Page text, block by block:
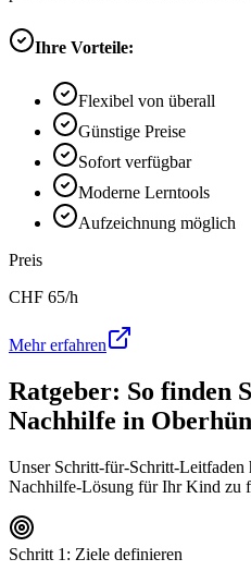
Ihre Vorteile:
Flexibel von überall
Günstige Preise
Sofort verfügbar
Moderne Lerntools
Aufzeichnung möglich
Preis
CHF 65/h
Mehr erfahren
Ratgeber: So finden
Nachhilfe in
Unser Schritt-für-Schritt-Leitfaden
Nachhilfe-Lösung für Ihr Kind zu
Schritt 1: Ziele definieren